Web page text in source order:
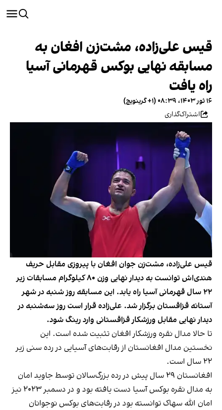
قیس علی‌زاده، مشت‌زن افغان به
مسابقه نهایی بوکس قهرمانی آسیا
راه یافت
۱۶ ثور ۱۴۰۳، ۰۸:۳۹ (‎+۱ گرینویچ)
اشتراک‌گذاری
قیس علی‌زاده، مشت‌زن جوان افغان با پیروزی مقابل حریف
هندی‌اش توانست به دیدار نهایی وزن ٨٠ کیلوگرام مسابقات زیر
٢٢ سال قهرمانی آسیا راه یابد. این مسابقه روز شنبه در شهر
آستانه قزاقستان برگزار شد. علی‌زاده قرار است روز سه‌شنبه در
دیدار نهایی مقابل ورزشکار قزاقستانی وارد رینگ شود.
تا حالا مدال نقره ورزشکار افغان تثبیت شده است. این
نخستین مدال افغانستان از رقابت‌های آسیایی در رده سنی زیر
٢٢ سال است.
افغانستان ٢٩ سال پیش در رده بزرگ‌سالان توسط جاوید امان
به مدال نقره بوکس آسیا دست یافته بود و در دسمبر ٢٠٢٣ نیز
امان الله سهاک توانسته بود در رقابت‌های بوکس نوجوانان